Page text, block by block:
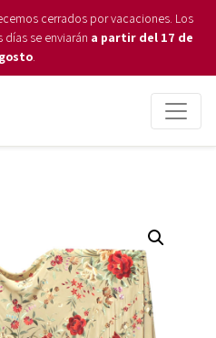
cerrados por vacaciones. Los
se enviarán a partir del 17 de
.